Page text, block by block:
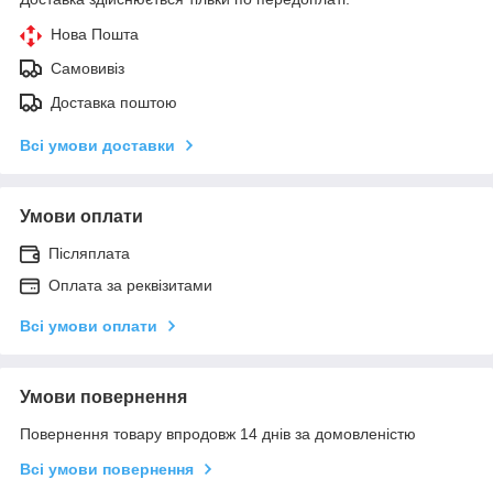
Нова Пошта
Самовивіз
Доставка поштою
Всі умови доставки
Умови оплати
Післяплата
Оплата за реквізитами
Всі умови оплати
Умови повернення
Повернення товару впродовж 14 днів за домовленістю
Всі умови повернення